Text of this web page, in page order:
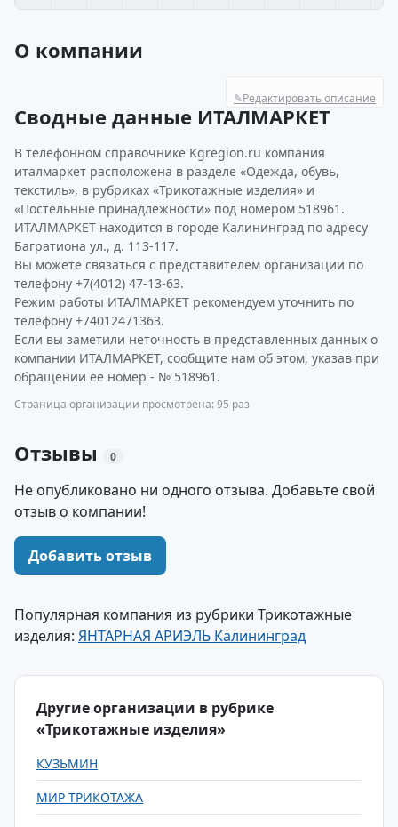
О компании
✎Редактировать описание
Сводные данные ИТАЛМАРКЕТ
В телефонном справочнике Kgregion.ru компания
италмаркет расположена в разделе «Одежда, обувь,
текстиль», в рубриках «Трикотажные изделия» и
«Постельные принадлежности» под номером 518961.
ИТАЛМАРКЕТ находится в городе Калининград по адресу
Багратиона ул., д. 113-117.
Вы можете связаться с представителем организации по
телефону +7(4012) 47-13-63.
Режим работы ИТАЛМАРКЕТ рекомендуем уточнить по
телефону +74012471363.
Если вы заметили неточность в представленных данных о
компании ИТАЛМАРКЕТ, сообщите нам об этом, указав при
обращении ее номер - № 518961.
Страница организации просмотрена: 95 раз
Отзывы 0
Не опубликовано ни одного отзыва. Добавьте свой
отзыв о компании!
Добавить отзыв
Популярная компания из рубрики Трикотажные
изделия: ЯНТАРНАЯ АРИЭЛЬ Калининград
Другие организации в рубрике
«Трикотажные изделия»
КУЗЬМИН
МИР ТРИКОТАЖА